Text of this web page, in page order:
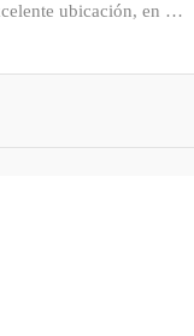
ubicación, en …